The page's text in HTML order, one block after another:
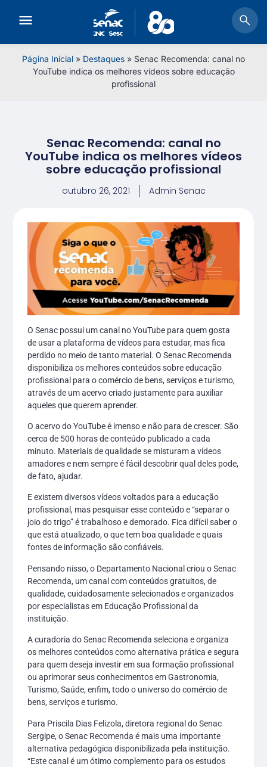
Página Inicial » Destaques » Senac Recomenda: canal no
YouTube indica os melhores vídeos sobre educação
profissional
Senac Recomenda: canal no
YouTube indica os melhores vídeos
sobre educação profissional
outubro 26, 2021 Admin Senac
O Senac possui um canal no YouTube para quem gosta
de usar a plataforma de vídeos para estudar, mas fica
perdido no meio de tanto material. O Senac Recomenda
disponibiliza os melhores conteúdos sobre educação
profissional para o comércio de bens, serviços e turismo,
através de um acervo criado justamente para auxiliar
aqueles que querem aprender.
O acervo do YouTube é imenso e não para de crescer. São
cerca de 500 horas de conteúdo publicado a cada
minuto. Materiais de qualidade se misturam a vídeos
amadores e nem sempre é fácil descobrir qual deles pode,
de fato, ajudar.
E existem diversos vídeos voltados para a educação
profissional, mas pesquisar esse conteúdo e “separar o
joio do trigo” é trabalhoso e demorado. Fica difícil saber o
que está atualizado, o que tem boa qualidade e quais
fontes de informação são confiáveis.
Pensando nisso, o Departamento Nacional criou o Senac
Recomenda, um canal com conteúdos gratuitos, de
qualidade, cuidadosamente selecionados e organizados
por especialistas em Educação Profissional da
instituição.
A curadoria do Senac Recomenda seleciona e organiza
os melhores conteúdos como alternativa prática e segura
para quem deseja investir em sua formação profissional
ou aprimorar seus conhecimentos em Gastronomia,
Turismo, Saúde, enfim, todo o universo do comércio de
bens, serviços e turismo.
Para Priscila Dias Felizola, diretora regional do Senac
Sergipe, o Senac Recomenda é mais uma importante
alternativa pedagógica disponibilizada pela instituição.
“Este canal é um ótimo complemento para os estudos